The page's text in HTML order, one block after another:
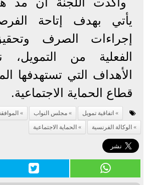
يأتي بهدف إتاحة
إجراءات الصرف
الفعلية من التمويل،
الأهداف التي تستهدفها
قطاع الحماية الاجتماعية.
اتفاقية تمويل مجلس النواب
الوكالة الفرنسية
الحماية الاجتماعية